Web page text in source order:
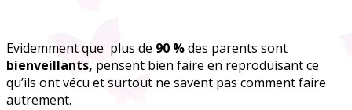
Evidemment que plus de 90 %des parents sont
bienveillants, pensent bien faire en reproduisant ce
qu’ils ont vécu et surtout ne savent pas comment faire
autrement.